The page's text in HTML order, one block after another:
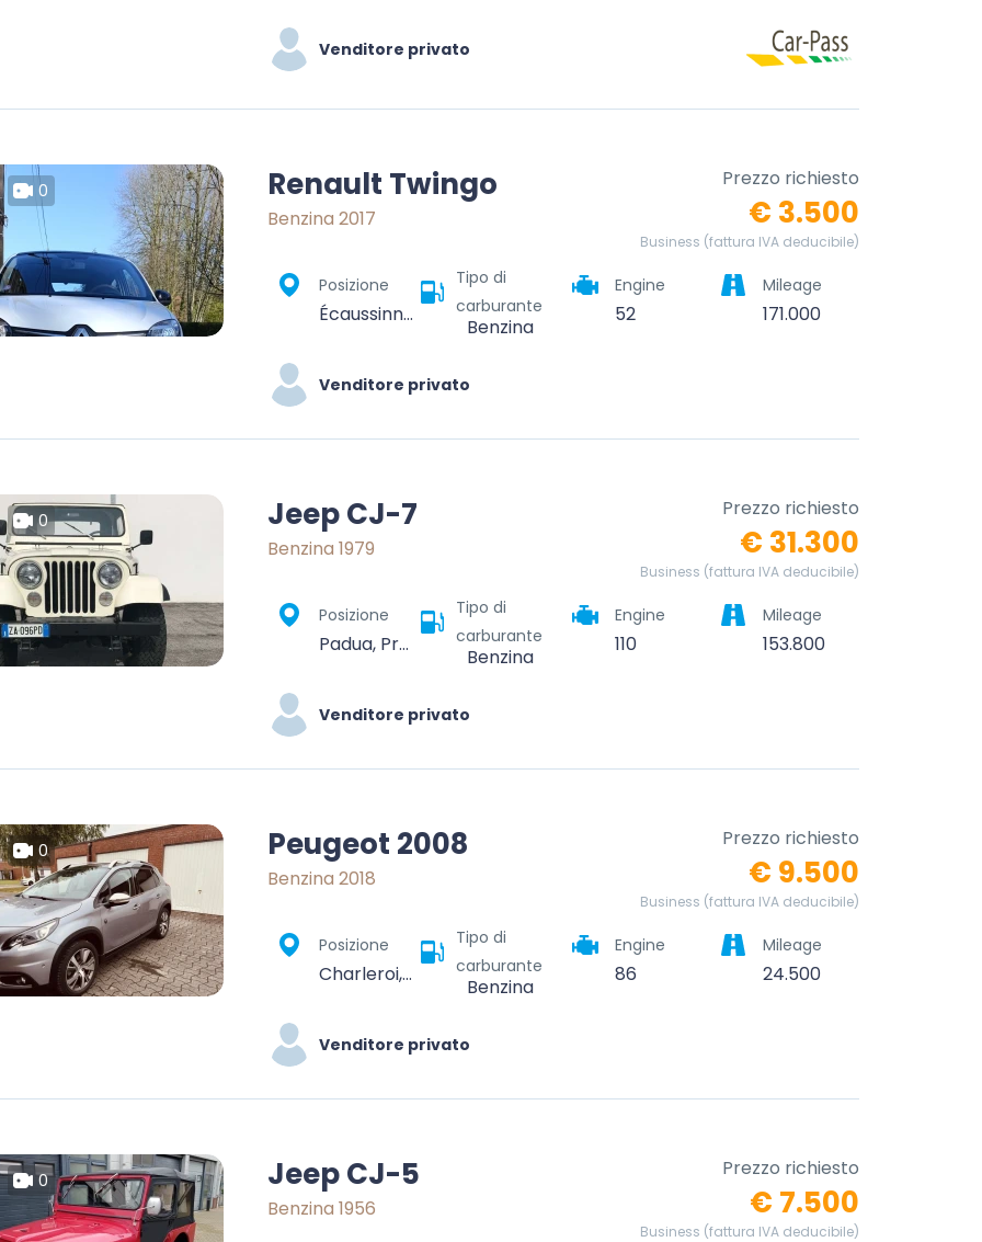
Venditore privato
0 Renault Twingo
Benzina 2017
Prezzo richiesto
€ 3.500
Business (fattura IVA deducibile)
Posizione
Écaussinnes, Écaussinnes-d'Enghien, Écaussinnes, Soignies, Hainaut, Wallonie, 7190, Belgique
Tipo di
carburante
Benzina
Engine
52
Mileage
171.000
Venditore privato
0 Jeep CJ-7
Benzina 1979
Prezzo richiesto
€ 31.300
Business (fattura IVA deducibile)
Posizione
Padua, Province of Padua, Veneto, 35121-35143, Italy
Tipo di
carburante
Benzina
Engine
110
Mileage
153.800
Venditore privato
0 Peugeot 2008
Benzina 2018
Prezzo richiesto
€ 9.500
Business (fattura IVA deducibile)
Posizione
Charleroi, Hainaut, Wallonie, Belgique
Tipo di
carburante
Benzina
Engine
86
Mileage
24.500
Venditore privato
0 Jeep CJ-5
Benzina 1956
Prezzo richiesto
€ 7.500
Business (fattura IVA deducibile)